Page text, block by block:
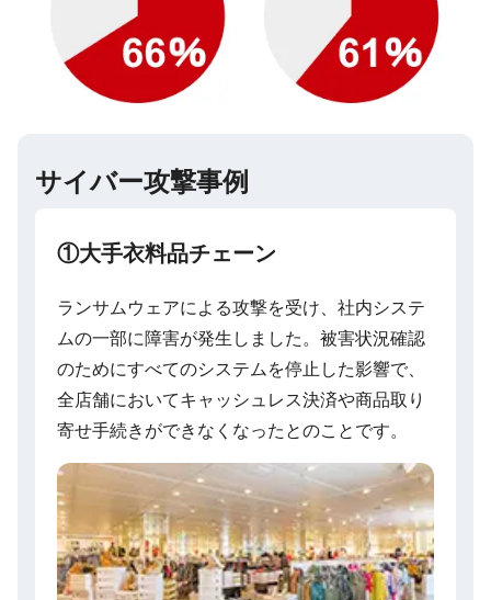
サイバー攻撃事例
①大手衣料品チェーン
ランサムウェアによる攻撃を受け、社内システ
ムの一部に障害が発生しました。被害状況確認
のためにすべてのシステムを停止した影響で、
全店舗においてキャッシュレス決済や商品取り
寄せ手続きができなくなったとのことです。